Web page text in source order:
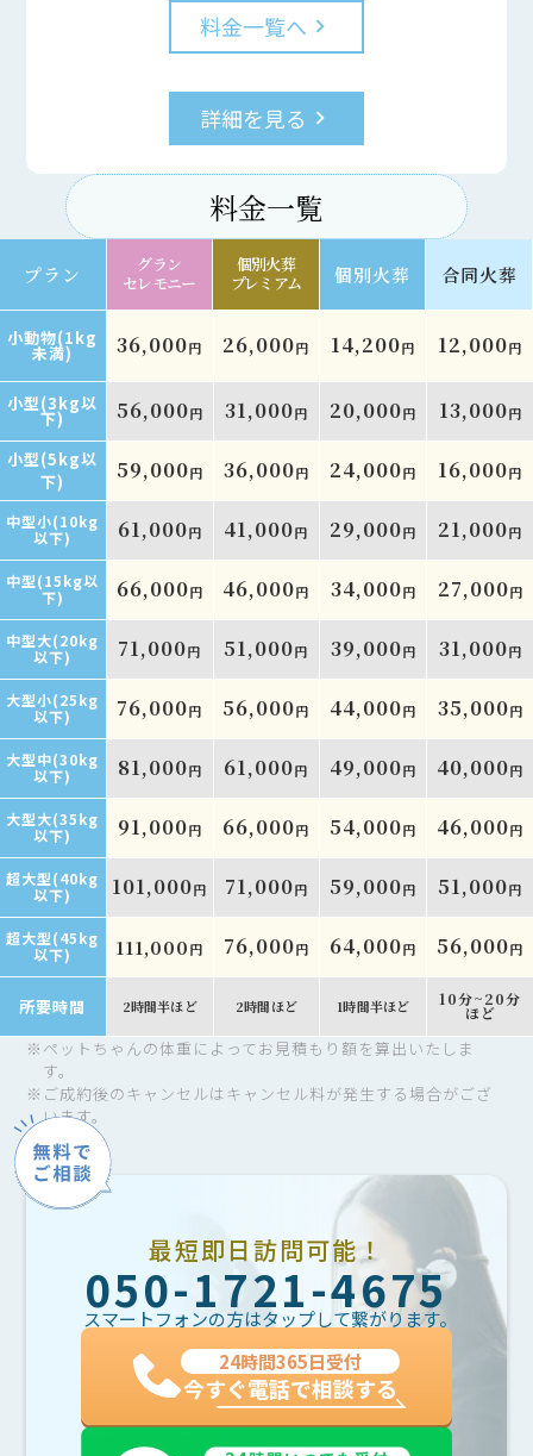
料金一覧へ keyboard_arrow_right
詳細を見る keyboard_arrow_right
料金一覧
プラン
グラン
セレモニー
個別火葬
プレミアム
個別火葬 合同火葬
小動物(1kg
未満) 36,000円 26,000円 14,200円 12,000円
小型(3kg以
下) 56,000円 31,000円 20,000円 13,000円
小型(5kg以
下)
59,000円 36,000円 24,000円 16,000円
中型小(10kg
以下)
61,000円 41,000円 29,000円 21,000円
中型(15kg以
下)
66,000円 46,000円 34,000円 27,000円
中型大(20kg
以下)
71,000円 51,000円 39,000円 31,000円
大型小(25kg
以下)
76,000円 56,000円 44,000円 35,000円
大型中(30kg
以下)
81,000円 61,000円 49,000円 40,000円
大型大(35kg
以下)
91,000円 66,000円 54,000円 46,000円
超大型(40kg
以下)
101,000円 71,000円 59,000円 51,000円
超大型(45kg
以下)
111,000円 76,000円 64,000円 56,000円
所要時間 2時間半ほど 2時間ほど 1時間半ほど 10分~20分
ほど
※ ペットちゃんの体重によってお見積もり額を算出いたしま
す。
※ ご成約後のキャンセルはキャンセル料が発生する場合がござ
います。
最短即日訪問可能！
050-1721-4675
スマートフォンの方はタップして繋がります。
24時間365日受付
今すぐ電話で相談する